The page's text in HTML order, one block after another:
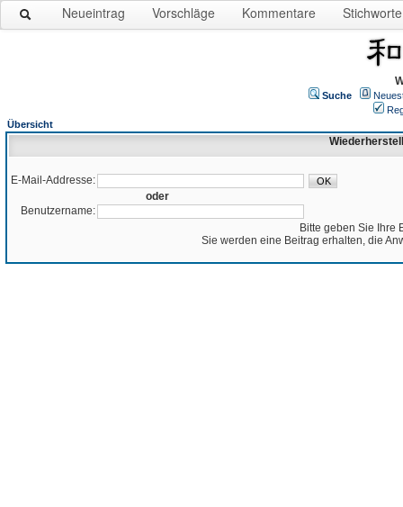
Neueintrag Vorschläge Kommentare Stichworte
Suche
Übersicht
E-Mail-Addresse:
oder
Benutzername:
Bitte geben Sie Ihre
Sie werden eine Beitrag erhalten, die